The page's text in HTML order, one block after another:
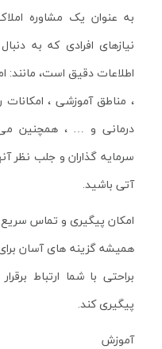
به عنوان یک مشاوره
نیازهای افرادی که به
اطلاعات دقیق است، مانند:
، مناطق آموزشی ،
درمانی و … ، همچنین می
سرمایه گذاران و جلب نظر
آتی باشید.
امکان پیگیری و تماس سریع
همیشه گزینه های آسان
براحتی با شما ارتباط
پیگیری کند.
آموزش